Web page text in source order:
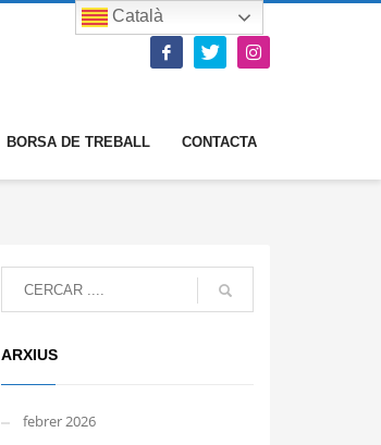
BORSA DE TREBALL CONTACTA
ARXIUS
febrer 2026
Català